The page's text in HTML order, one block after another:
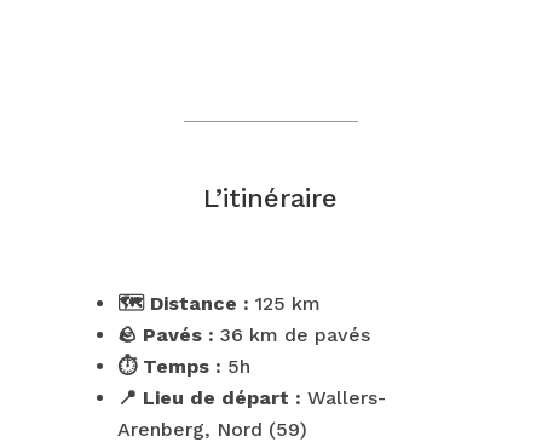
L’itinéraire
🗺️ Distance : 125 km
🪨 Pavés : 36 km de pavés
⏱️ Temps : 5h
📍 Lieu de départ : Wallers-
Arenberg, Nord (59)